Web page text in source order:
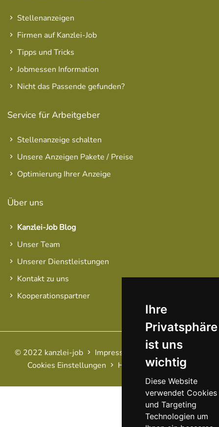
Ihre
Privatsphäre
ist uns
wichtig
Diese Website
verwendet Cookies
und Targeting
Technologien um
Stellenanzeigen
Firmen auf Kanzlei-Job
Tipps und Tricks
Jobmessen Information
Nicht das Passende gefunden?
Service für Arbeitgeber
Stellenanzeige schalten
Unsere Anzeigen Pakete / Preise
Optimierung Ihrer Anzeige
Über uns
Kanzlei-Job Blog
Unser Team
Unserer Dienstleistungen
Kontakt zu uns
Kooperationspartner
© 2022 kanzlei-job Impressum AGB
Datenschutz
Cookies Einstellungen
Haftungsausschluss